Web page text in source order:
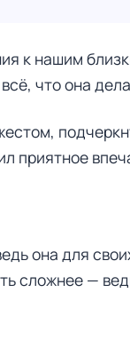
к нашим
что она
приятное
она для
сложнее —